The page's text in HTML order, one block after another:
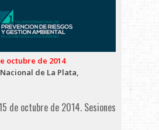
octubre de 2014
de La Plata,
de octubre de 2014. Sesiones